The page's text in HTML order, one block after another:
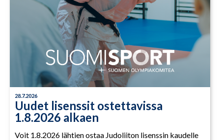
28.7.2026
Uudet lisenssit ostettavissa
1.8.2026 alkaen
Voit 1.8.2026 lähtien ostaa Judoliiton lisenssin kaudelle